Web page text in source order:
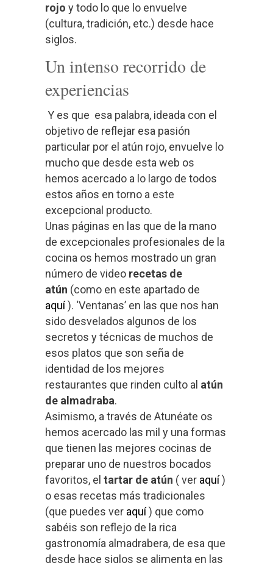
rojo y todo lo que lo envuelve
(cultura, tradición, etc.) desde hace
siglos.
Un intenso recorrido de
experiencias
Y es que esa palabra, ideada con el
objetivo de reflejar esa pasión
particular por el atún rojo, envuelve lo
mucho que desde esta web os
hemos acercado a lo largo de todos
estos años en torno a este
excepcional producto.
Unas páginas en las que de la mano
de excepcionales profesionales de la
cocina os hemos mostrado un gran
número de video recetas de
atún (como en este apartado de
aquí). ‘Ventanas’ en las que nos han
sido desvelados algunos de los
secretos y técnicas de muchos de
esos platos que son seña de
identidad de los mejores
restaurantes que rinden culto al atún
de almadraba.
Asimismo, a través de Atunéate os
hemos acercado las mil y una formas
que tienen las mejores cocinas de
preparar uno de nuestros bocados
favoritos, el tartar de atún ( ver aquí)
o esas recetas más tradicionales
(que puedes ver aquí) que como
sabéis son reflejo de la rica
gastronomía almadrabera, de esa que
desde hace siglos se alimenta en las